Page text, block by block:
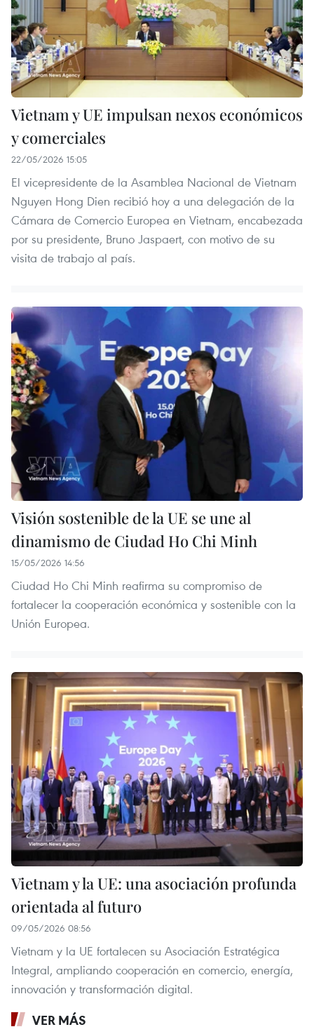
Vietnam y UE impulsan nexos económicos
y comerciales
22/05/2026 15:05
El vicepresidente de la Asamblea Nacional de Vietnam
Nguyen Hong Dien recibió hoy a una delegación de la
Cámara de Comercio Europea en Vietnam, encabezada
por su presidente, Bruno Jaspaert, con motivo de su
visita de trabajo al país.
Visión sostenible de la UE se une al
dinamismo de Ciudad Ho Chi Minh
15/05/2026 14:56
Ciudad Ho Chi Minh reafirma su compromiso de
fortalecer la cooperación económica y sostenible con la
Unión Europea.
Vietnam y la UE: una asociación profunda
orientada al futuro
09/05/2026 08:56
Vietnam y la UE fortalecen su Asociación Estratégica
Integral, ampliando cooperación en comercio, energía,
innovación y transformación digital.
VER MÁS